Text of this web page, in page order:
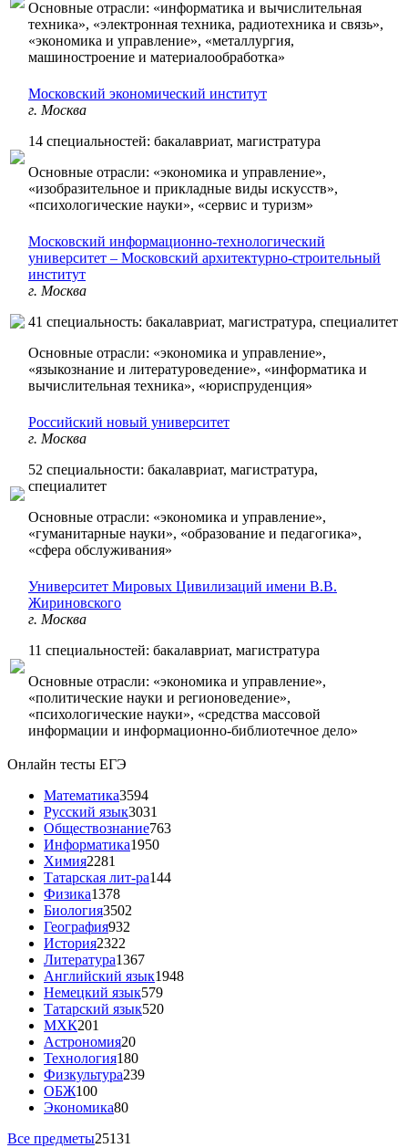
Основные отрасли: «информатика и вычислительная
техника», «электронная техника, радиотехника и связь»,
«экономика и управление», «металлургия,
машиностроение и материалообработка»
Московский экономический институт
г. Москва
14 специальностей: бакалавриат, магистратура
Основные отрасли: «экономика и управление»,
«изобразительное и прикладные виды искусств»,
«психологические науки», «сервис и туризм»
Московский информационно-технологический
университет – Московский архитектурно-строительный
институт
г. Москва
41 специальность: бакалавриат, магистратура, специалитет
Основные отрасли: «экономика и управление»,
«языкознание и литературоведение», «информатика и
вычислительная техника», «юриспруденция»
Российский новый университет
г. Москва
52 специальности: бакалавриат, магистратура,
специалитет
Основные отрасли: «экономика и управление»,
«гуманитарные науки», «образование и педагогика»,
«сфера обслуживания»
Университет Мировых Цивилизаций имени В.В.
Жириновского
г. Москва
11 специальностей: бакалавриат, магистратура
Основные отрасли: «экономика и управление»,
«политические науки и регионоведение»,
«психологические науки», «средства массовой
информации и информационно-библиотечное дело»
Онлайн тесты ЕГЭ
Математика3594
Русский язык3031
Обществознание763
Информатика1950
Химия2281
Татарская лит-ра144
Физика1378
Биология3502
География932
История2322
Литература1367
Английский язык1948
Немецкий язык579
Татарский язык520
МХК201
Астрономия20
Технология180
Физкультура239
ОБЖ100
Экономика80
Все предметы25131